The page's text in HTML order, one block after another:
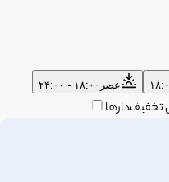
عصر ۱۸:۰۰ - ۲۴:۰۰